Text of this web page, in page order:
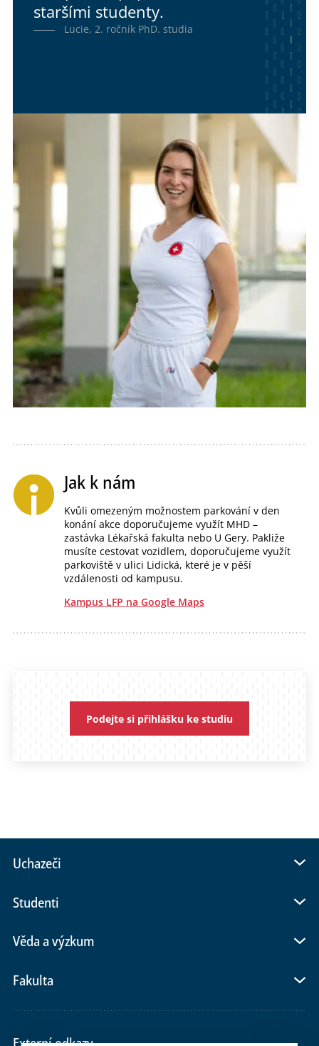
staršími studenty.
Lucie, 2. ročník PhD. studia
Jak k nám
Kvůli omezeným možnostem parkování v den
konání akce doporučujeme využít MHD –
zastávka Lékařská fakulta nebo U Gery. Pakliže
musíte cestovat vozidlem, doporučujeme využít
parkoviště v ulici Lidická, které je v pěší
vzdálenosti od kampusu.
Kampus LFP na Google Maps
Podejte si přihlášku ke studiu
Uchazeči
Studenti
Věda a výzkum
Fakulta